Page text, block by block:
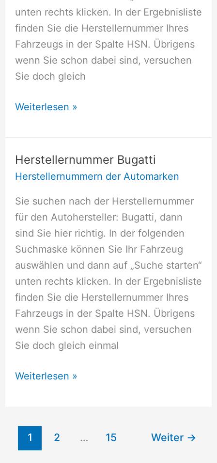
unten rechts klicken. In der Ergebnisliste
finden Sie die Herstellernummer Ihres
Fahrzeugs in der Spalte HSN. Übrigens
wenn Sie schon dabei sind, versuchen
Sie doch gleich
Herstellernummer
Weiterlesen »
Herstellernummer Bugatti
Herstellernummern der Automarken
Sie suchen nach der Herstellernummer
für den Autohersteller: Bugatti, dann
sind Sie hier richtig. In der folgenden
Suchmaske können Sie Ihr Fahrzeug
auswählen und dann auf „Suche starten“
unten rechts klicken. In der Ergebnisliste
finden Sie die Herstellernummer Ihres
Fahrzeugs in der Spalte HSN. Übrigens
wenn Sie schon dabei sind, versuchen
Sie doch gleich einmal
Herstellernummer
Weiterlesen »
1 2 … 15 Weiter →